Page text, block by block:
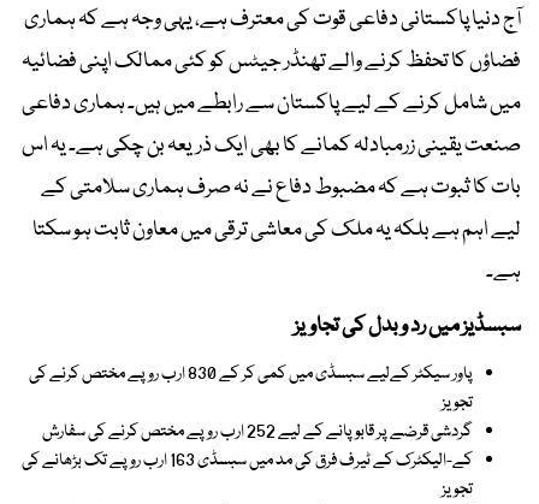
آج دنیا پاکستانی دفاعی قوت کی معترف ہے، یہی وجہ ہے کہ ہماری
فضاؤں کا تحفظ کرنے والے تھنڈر جیٹس کو کئی ممالک اپنی فضائیہ
میں شامل کرنے کے لیے پاکستان سے رابطے میں ہیں۔ ہماری دفاعی
صنعت یقینی زرمبادلہ کمانے کا بھی ایک ذریعہ بن چکی ہے۔ یہ اس
بات کا ثبوت ہے کہ مضبوط دفاع نے نہ صرف ہماری سلامتی کے
لیے اہم ہے بلکہ یہ ملک کی معاشی ترقی میں معاون ثابت ہو سکتا
ہے۔
سبسڈیز میں رد و بدل کی تجاویز
پاور سیکٹر کےلیے سبسڈی میں کمی کر کے 830 ارب روپے مختص کرنے کی
تجویز
گردشی قرضے پر قابو پانے کے لیے 252 ارب روپے مختص کرنے کی سفارش
کے-الیکٹرک کے ٹیرف فرق کی مد میں سبسڈی 163 ارب روپے تک بڑھانے کی
تجویز